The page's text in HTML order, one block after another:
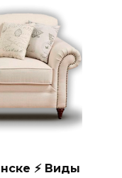
⚡ Виды